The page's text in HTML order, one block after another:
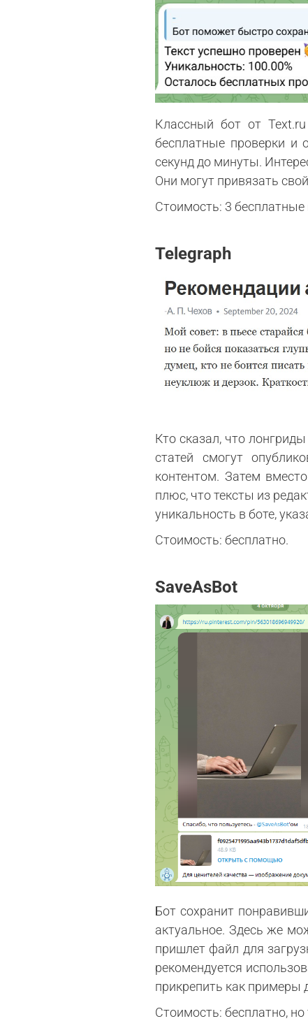
Классный бот от
бесплатные проверки и
секунд до минуты.
Они могут привязать
Стоимость: 3 бесплатные
Telegraph
Кто сказал, что
статей смогут
контентом. Затем
плюс, что тексты из
уникальность в боте,
Стоимость: бесплатно.
SaveAsBot
Бот сохранит
актуальное. Здесь же
пришлет файл для
рекомендуется
прикрепить как примеры
Стоимость: бесплатно, но